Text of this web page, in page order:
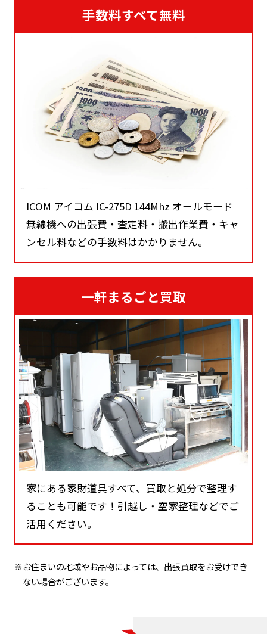
手数料すべて無料
ICOM アイコム IC-275D 144Mhz オールモード
無線機への出張費・査定料・搬出作業費・キャ
ンセル料などの手数料はかかりません。
一軒まるごと買取
家にある家財道具すべて、買取と処分で整理す
ることも可能です！引越し・空家整理などでご
活用ください。
※お住まいの地域やお品物によっては、出張買取をお受けでき
ない場合がございます。